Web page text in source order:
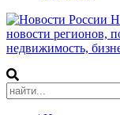
новости регионов,
недвижимость,